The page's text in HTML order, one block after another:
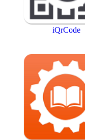
iQrCode